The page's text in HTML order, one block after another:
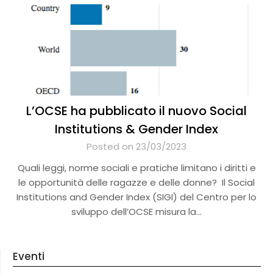
L’OCSE ha pubblicato il nuovo Social
Institutions & Gender Index
Posted on 23/03/2023
Quali leggi, norme sociali e pratiche limitano i diritti e
le opportunità delle ragazze e delle donne? Il Social
Institutions and Gender Index (SIGI) del Centro per lo
sviluppo dell’OCSE misura la…
Eventi